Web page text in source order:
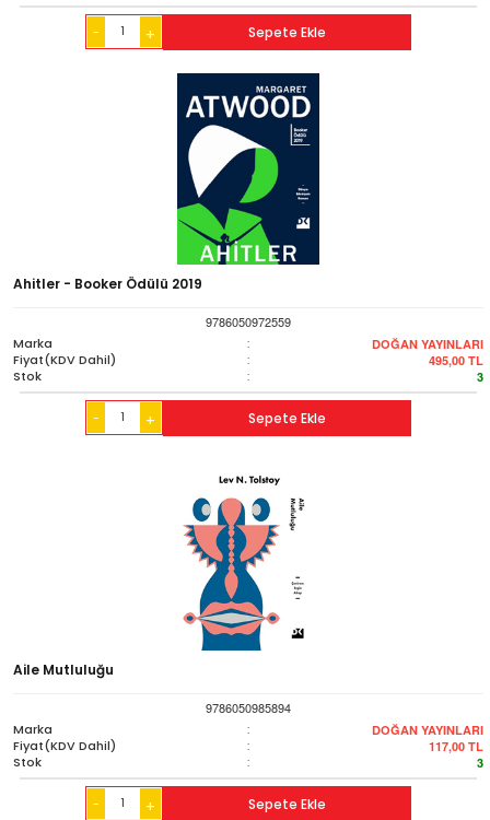
- + Sepete Ekle
Ahitler - Booker Ödülü 2019
9786050972559
Marka
: DOĞAN YAYINLARI
Fiyat(KDV Dahil) : 495,00 TL
Stok : 3
- + Sepete Ekle
Aile Mutluluğu
9786050985894
Marka
: DOĞAN YAYINLARI
Fiyat(KDV Dahil) : 117,00 TL
Stok : 3
- + Sepete Ekle